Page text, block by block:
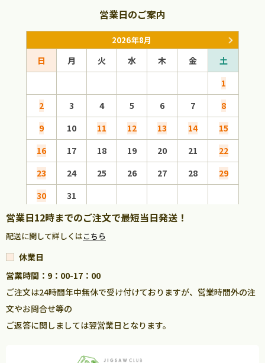
営業日のご案内
2026年8月
日 月 火 水 木 金
土
1
2
3 4 5 6 7
8
9
10 11 12 13 14
15
16
17 18 19 20 21
22
23
24 25 26 27 28
29
30
31
営業日12時までのご注文で最短当日発送！
配送に関して詳しくはこちら
休業日
営業時間：9：00-17：00
ご注文は24時間年中無休で受け付けておりますが、営業時間外の注
文やお問合せ等の
ご返答に関しましては翌営業日となります。